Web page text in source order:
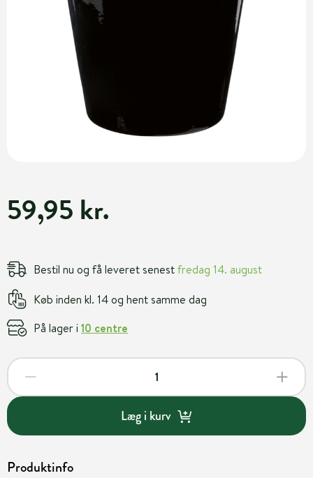
59,95 kr.
Bestil nu og få leveret senestfredag 14. august
Køb inden kl. 14 og hent samme dag
På lager i 10 centre
Læg i kurv
Produktinfo